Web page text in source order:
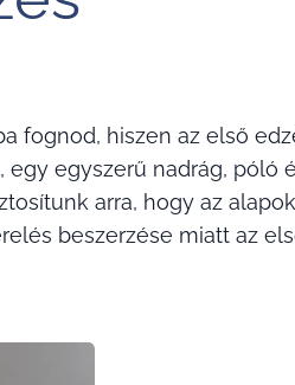
fognod, hiszen az első
egyszerű nadrág, póló
arra, hogy az
beszerzése miatt az